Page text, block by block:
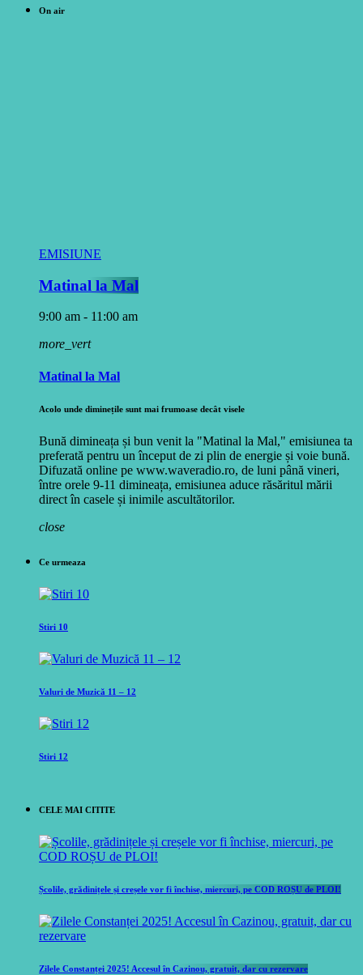
On air
EMISIUNE
Matinal la Mal
9:00 am - 11:00 am
more_vert
Matinal la Mal
Acolo unde diminețile sunt mai frumoase decât visele
Bună dimineața și bun venit la "Matinal la Mal," emisiunea ta
preferată pentru un început de zi plin de energie și voie bună.
Difuzată online pe www.waveradio.ro, de luni până vineri,
între orele 9-11 dimineața, emisiunea aduce răsăritul mării
direct în casele și inimile ascultătorilor.
close
Ce urmeaza
Stiri 10
Valuri de Muzică 11 – 12
Stiri 12
CELE MAI CITITE
Școlile, grădinițele și creșele vor fi închise, miercuri, pe COD ROȘU de PLOI!
Zilele Constanței 2025! Accesul în Cazinou, gratuit, dar cu rezervare